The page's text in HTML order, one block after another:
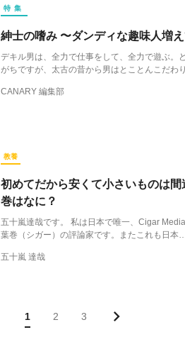
特集
紳士の嗜み 〜ダンディな趣味人増
デキル男は、全力で仕事をして、全力で遊ぶ。
がちですが、太古の昔から男はとことんこだわ
CANARY 編集部
教養
初めてだから安くて小さいものは
巻はなに？
五十嵐達哉です。 私は日本で唯一、Cigar
葉巻（シガー）の評論家です。またこれも日本
五十嵐 達哉
1 2 3